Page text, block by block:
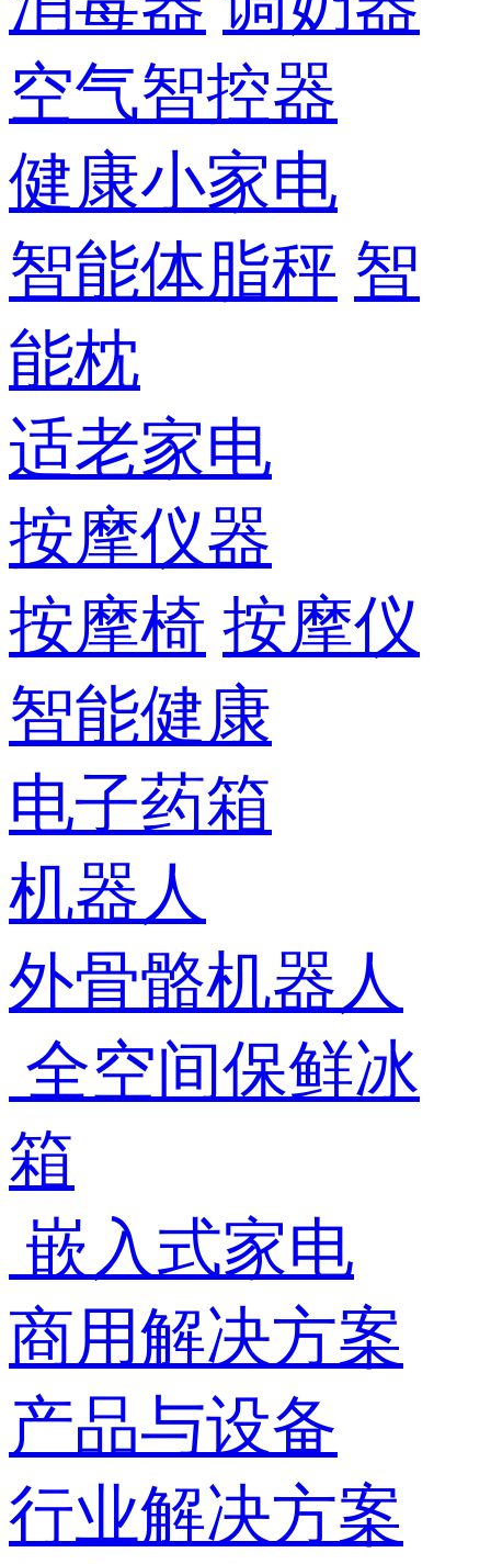
空气智控器
健康小家电
智能体脂秤 智
能枕
适老家电
按摩仪器
按摩椅 按摩仪
智能健康
电子药箱
机器人
外骨骼机器人
全空间保鲜冰
箱
嵌入式家电
商用解决方案
产品与设备
行业解决方案